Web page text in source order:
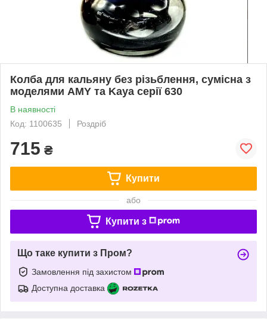
Колба для кальяну без різьблення, сумісна з
моделями AMY та Kaya серії 630
В наявності
Код: 1100635
Роздріб
715 ₴
Купити
або
Купити з
Що таке купити з Пром?
Замовлення під захистом
Доступна доставка